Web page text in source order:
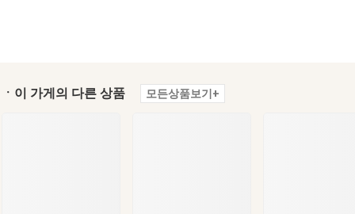
ㆍ이 가게의 다른 상품 모든상품보기+